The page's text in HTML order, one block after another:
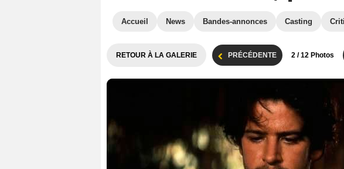
Accueil News Bandes-annonces Casting
RETOUR À LA GALERIE PRÉCÉDENTE 2 / 12 Photos